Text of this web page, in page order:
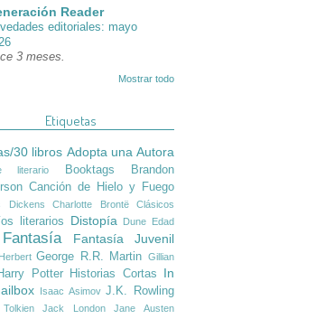
Reader
editoriales: mayo
3 meses.
Mostrar todo
Etiquetas
30 libros Adopta una Autora
literario Booktags
Brandon
Canción de Hielo y Fuego
Dickens Charlotte Brontë Clásicos
literarios Distopía Dune Edad
Fantasía Fantasía Juvenil
George R.R. MartinGillian
Potter Historias Cortas In
Isaac AsimovJ.K. Rowling
TolkienJack LondonJane Austen